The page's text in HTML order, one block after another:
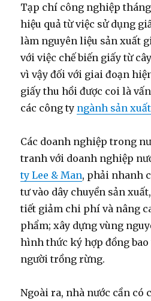
Tạp chí công nghiệp tháng
hiệu quả từ việc sử dụng
làm nguyên liệu sản xuất
với việc chế biến giấy từ
vì vậy đối với giai đoạn
giấy thu hồi được coi là
các công ty ngành sản
Các doanh nghiệp trong
tranh với doanh nghiệp
ty Lee & Man, phải nhanh
tư vào dây chuyền sản
tiết giảm chi phí và nâng
phẩm; xây dựng vùng
hình thức ký hợp đồng
người trồng rừng.
Ngoài ra, nhà nước cần có